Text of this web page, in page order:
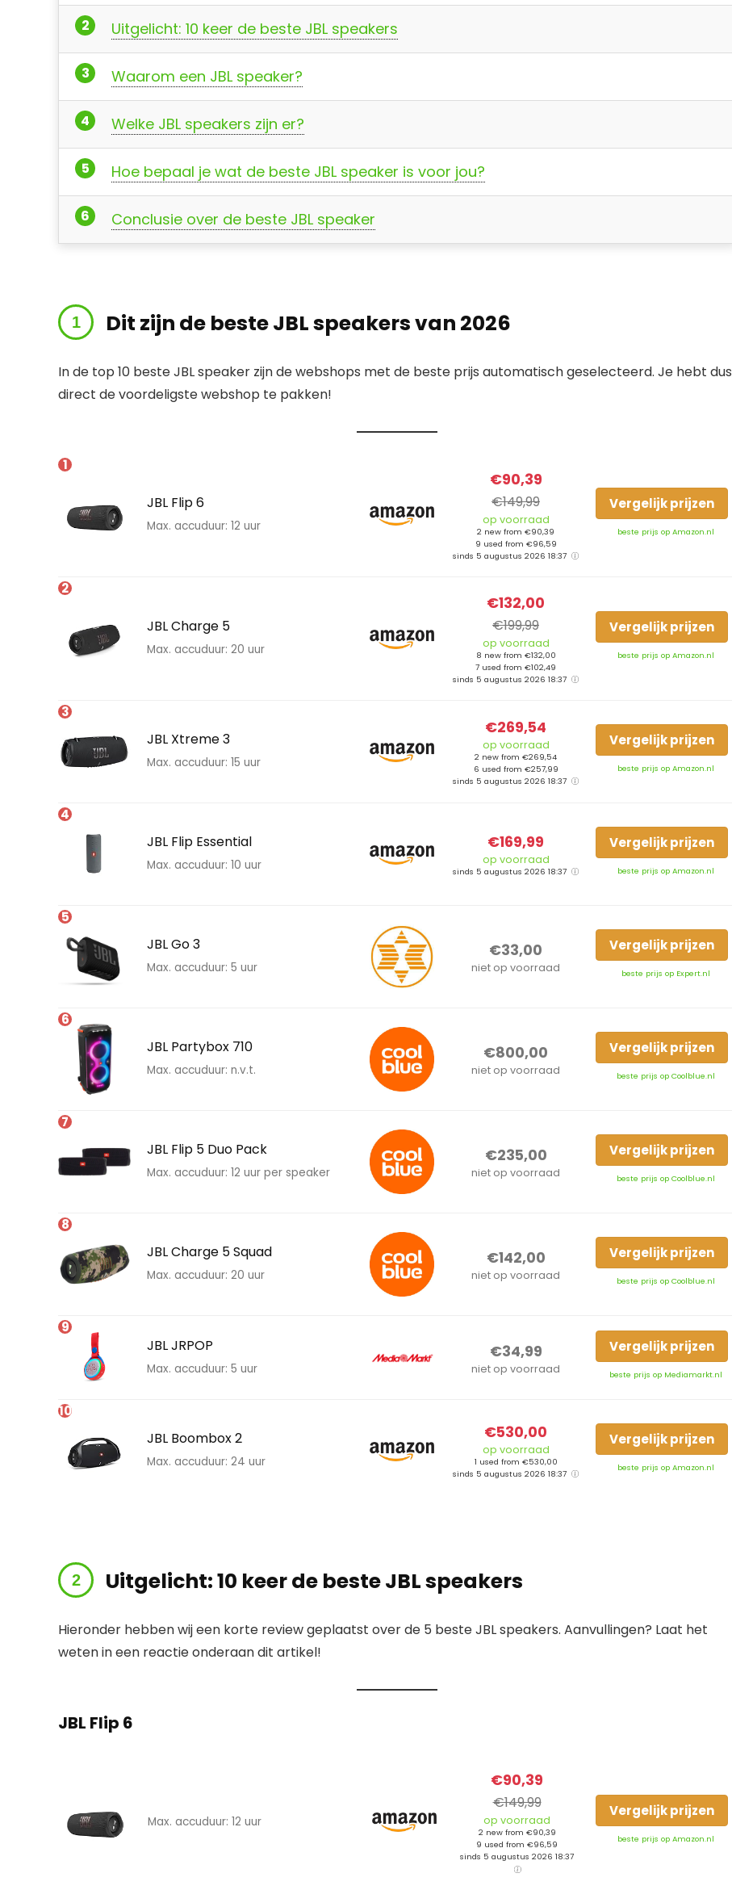
Uitgelicht: 10 keer de beste JBL speakers
Waarom een JBL speaker?
Welke JBL speakers zijn er?
Hoe bepaal je wat de beste JBL speaker is voor jou?
Conclusie over de beste JBL speaker
Dit zijn de beste JBL speakers van 2026
In de top 10 beste JBL speaker zijn de webshops met de beste prijs automatisch geselecteerd. Je hebt dus
direct de voordeligste webshop te pakken!
1
JBL Flip 6
Max. accuduur: 12 uur
€90,39
€149,99
op voorraad
2 new from €90,39
9 used from €96,59
sinds 5 augustus 2026 18:37
Vergelijk prijzen
beste prijs op Amazon.nl
2
JBL Charge 5
Max. accuduur: 20 uur
€132,00
€199,99
op voorraad
8 new from €132,00
7 used from €102,49
sinds 5 augustus 2026 18:37
Vergelijk prijzen
beste prijs op Amazon.nl
3
JBL Xtreme 3
Max. accuduur: 15 uur
€269,54
op voorraad
2 new from €269,54
6 used from €257,99
sinds 5 augustus 2026 18:37
Vergelijk prijzen
beste prijs op Amazon.nl
4
JBL Flip Essential
Max. accuduur: 10 uur
€169,99
op voorraad
sinds 5 augustus 2026 18:37
Vergelijk prijzen
beste prijs op Amazon.nl
5
JBL Go 3
Max. accuduur: 5 uur
€33,00
niet op voorraad
Vergelijk prijzen
beste prijs op Expert.nl
6
JBL Partybox 710
Max. accuduur: n.v.t.
€800,00
niet op voorraad
Vergelijk prijzen
beste prijs op Coolblue.nl
7
JBL Flip 5 Duo Pack
Max. accuduur: 12 uur per speaker
€235,00
niet op voorraad
Vergelijk prijzen
beste prijs op Coolblue.nl
8
JBL Charge 5 Squad
Max. accuduur: 20 uur
€142,00
niet op voorraad
Vergelijk prijzen
beste prijs op Coolblue.nl
9
JBL JRPOP
Max. accuduur: 5 uur
€34,99
niet op voorraad
Vergelijk prijzen
beste prijs op Mediamarkt.nl
10
JBL Boombox 2
Max. accuduur: 24 uur
€530,00
op voorraad
1 used from €530,00
sinds 5 augustus 2026 18:37
Vergelijk prijzen
beste prijs op Amazon.nl
Uitgelicht: 10 keer de beste JBL speakers
Hieronder hebben wij een korte review geplaatst over de 5 beste JBL speakers. Aanvullingen? Laat het
weten in een reactie onderaan dit artikel!
JBL Flip 6
Max. accuduur: 12 uur
€90,39
€149,99
op voorraad
2 new from €90,39
9 used from €96,59
sinds 5 augustus 2026 18:37
Vergelijk prijzen
beste prijs op Amazon.nl